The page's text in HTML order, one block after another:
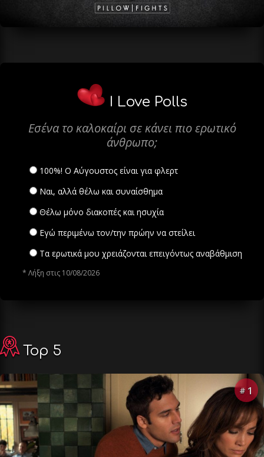
I Love Polls
Εσένα το καλοκαίρι σε κάνει πιο ερωτικό
άνθρωπο;
100%! Ο Αύγουστος είναι για φλερτ
Ναι, αλλά θέλω και συναίσθημα
Θέλω μόνο διακοπές και ησυχία
Εγώ περιμένω τον/την πρώην να στείλει
Τα ερωτικά μου χρειάζονται επειγόντως αναβάθμιση
* Λήξη στις 10/08/2026
Top 5
# 1